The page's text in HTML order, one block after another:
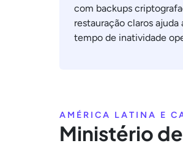
com backups
restauração claros
tempo de inatividade
AMÉRICA LATINA E
Ministério